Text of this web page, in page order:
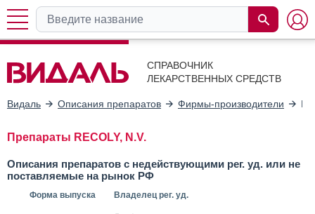
СПРАВОЧНИК
ЛЕКАРСТВЕННЫХ СРЕДСТВ
Видаль Описания препаратов Фирмы-производители
Препараты RECOLY, N.V.
Описания препаратов с недействующими рег. уд. или не
поставляемые на рынок РФ
Форма выпуска Владелец рег. уд.